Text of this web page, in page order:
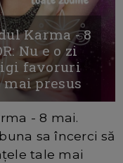
Karma - 8
Nu e o zi
favoruri
presus
- 8 mai.
sa încerci să
tale mai